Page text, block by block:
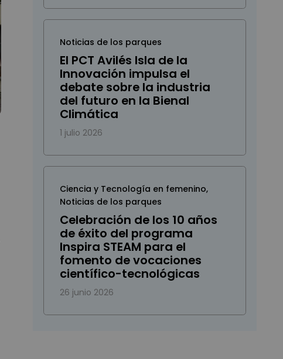
Noticias de los parques
El PCT Avilés Isla de la
Innovación impulsa el
debate sobre la industria
del futuro en la Bienal
Climática
1 julio 2026
Ciencia y Tecnología en femenino,
Noticias de los parques
Celebración de los 10 años
de éxito del programa
Inspira STEAM para el
fomento de vocaciones
científico-tecnológicas
26 junio 2026